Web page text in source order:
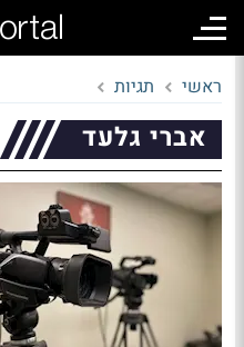
ראשי תגיות
אברי גלעד